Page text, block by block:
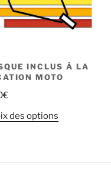
INCLUS À LA
MOTO
€
des optionsCe